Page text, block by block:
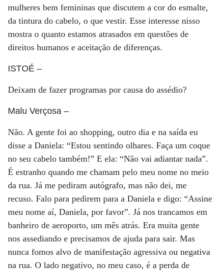
mulheres bem femininas que discutem a cor do esmalte,
da tintura do cabelo, o que vestir. Esse interesse nisso
mostra o quanto estamos atrasados em questões de
direitos humanos e aceitação de diferenças.
ISTOÉ –
Deixam de fazer programas por causa do assédio?
Malu Verçosa –
Não. A gente foi ao shopping, outro dia e na saída eu
disse a Daniela: “Estou sentindo olhares. Faça um coque
no seu cabelo também!” E ela: “Não vai adiantar nada”.
É estranho quando me chamam pelo meu nome no meio
da rua. Já me pediram autógrafo, mas não dei, me
recuso. Falo para pedirem para a Daniela e digo: “Assine
meu nome aí, Daniela, por favor”. Já nos trancamos em
banheiro de aeroporto, um mês atrás. Era muita gente
nos assediando e precisamos de ajuda para sair. Mas
nunca fomos alvo de manifestação agressiva ou negativa
na rua. O lado negativo, no meu caso, é a perda de